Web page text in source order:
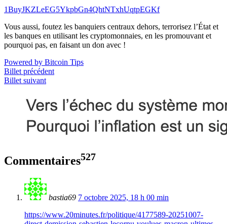
1BuyJKZLeEG5YkpbGn4QhtNTxhUqtpEGKf
Vous aussi, foutez les banquiers centraux dehors, terrorisez l’État et
les banques en utilisant les cryptomonnaies, en les promouvant et
pourquoi pas, en faisant un don avec !
Powered by Bitcoin Tips
Billet précédent
Billet suivant
Commentaires527
bastia69 7 octobre 2025, 18 h 00 min
https://www.20minutes.fr/politique/4177589-20251007-